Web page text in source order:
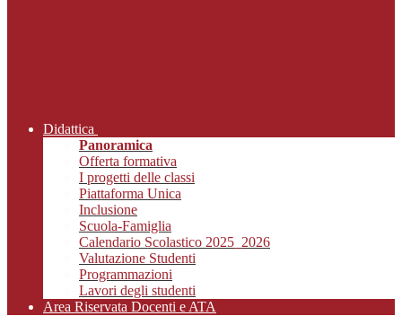
Didattica
Panoramica
Offerta formativa
I progetti delle classi
Piattaforma Unica
Inclusione
Scuola-Famiglia
Calendario Scolastico 2025_2026
Valutazione Studenti
Programmazioni
Lavori degli studenti
Area Riservata Docenti e ATA